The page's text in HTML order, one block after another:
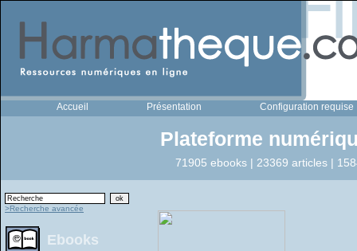
Accueil Présentation Configuration requise
Plateforme
71905 ebooks | 23369 articles |
>Recherche avancée
Ebooks